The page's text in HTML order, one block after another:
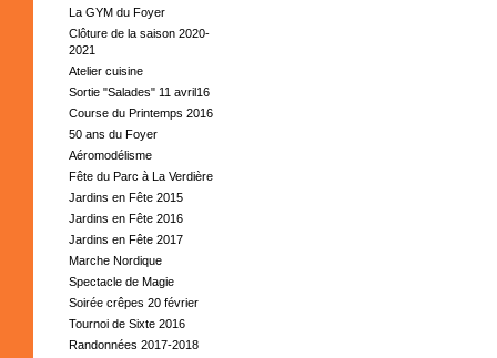
La GYM du Foyer
Clôture de la saison 2020-
2021
Atelier cuisine
Sortie "Salades" 11 avril16
Course du Printemps 2016
50 ans du Foyer
Aéromodélisme
Fête du Parc à La Verdière
Jardins en Fête 2015
Jardins en Fête 2016
Jardins en Fête 2017
Marche Nordique
Spectacle de Magie
Soirée crêpes 20 février
Tournoi de Sixte 2016
Randonnées 2017-2018